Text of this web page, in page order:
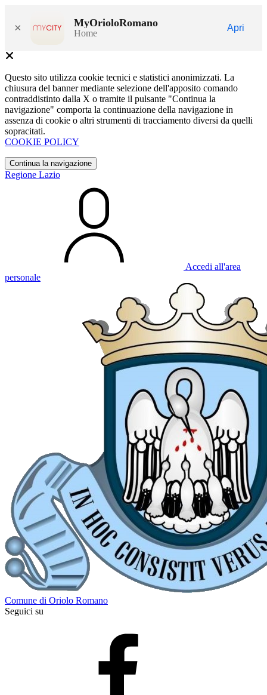
× MyOrioloRomano
Home
Apri
Questo sito utilizza cookie tecnici e statistici anonimizzati. La
chiusura del banner mediante selezione dell'apposito comando
contraddistinto dalla X o tramite il pulsante "Continua la
navigazione" comporta la continuazione della navigazione in
assenza di cookie o altri strumenti di tracciamento diversi da quelli
sopracitati.
COOKIE POLICY
Continua la navigazione
Regione Lazio
Accedi all'area
personale
Comune di Oriolo Romano
Seguici su